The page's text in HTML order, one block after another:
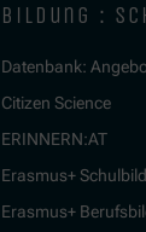
bildung :
Datenbank:
Citizen Science
ERINNERN:AT
Erasmus+
Erasmus+